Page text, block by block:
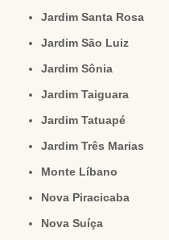
Jardim Santa Rosa
Jardim São Luiz
Jardim Sônia
Jardim Taiguara
Jardim Tatuapé
Jardim Três Marias
Monte Líbano
Nova Piracicaba
Nova Suíça